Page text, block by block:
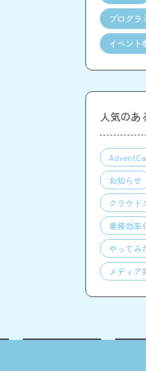
プログラ
イベント
人気のあ
お知らせ
クラウド
業務効率
やってみ
メディア